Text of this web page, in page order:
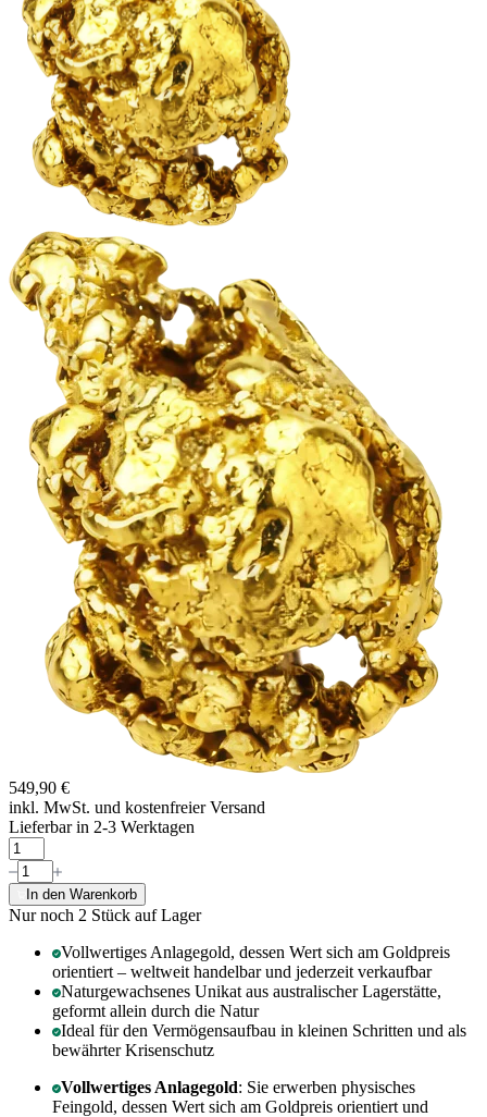
549,90 €
inkl. MwSt. und kostenfreier Versand
Lieferbar in 2-3 Werktagen
In den Warenkorb
Nur noch 2 Stück auf Lager
Vollwertiges Anlagegold, dessen Wert sich am Goldpreis
orientiert – weltweit handelbar und jederzeit verkaufbar
Naturgewachsenes Unikat aus australischer Lagerstätte,
geformt allein durch die Natur
Ideal für den Vermögensaufbau in kleinen Schritten und als
bewährter Krisenschutz
Vollwertiges Anlagegold: Sie erwerben physisches
Feingold, dessen Wert sich am Goldpreis orientiert und